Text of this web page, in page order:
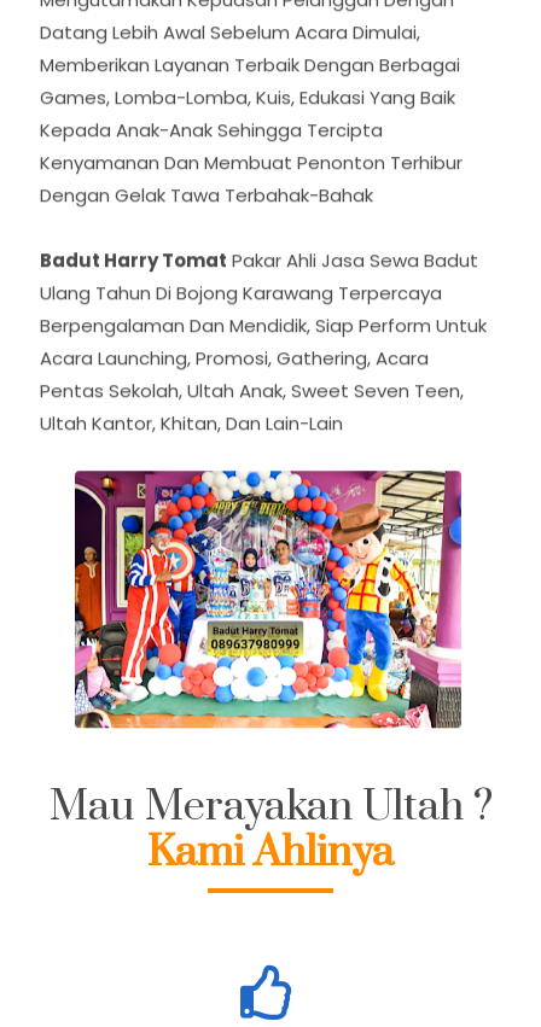
Jasa Sewa Badut Bojong KarawangKami
Mengutamakan Kepuasan Pelanggan Dengan
Datang Lebih Awal Sebelum Acara Dimulai,
Memberikan Layanan Terbaik Dengan Berbagai
Games, Lomba-Lomba, Kuis, Edukasi Yang Baik
Kenyamanan Dan Membuat Penonton Terhibur
Dengan Gelak Tawa Terbahak-Bahak
Badut Harry TomatPakar Ahli Jasa Sewa Badut
Ulang Tahun Di Bojong Karawang Terpercaya
Berpengalaman Dan Mendidik, Siap Perform Untuk
Pentas Sekolah, Ultah Anak, Sweet Seven Teen,
Ultah Kantor, Khitan, Dan Lain-Lain
Mau Merayakan Ultah ?